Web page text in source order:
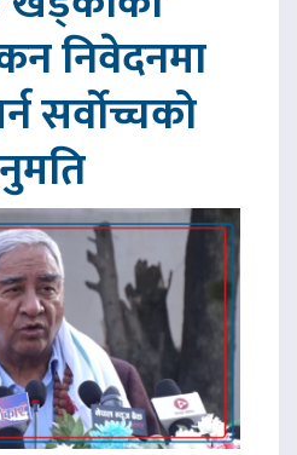
निवेदनमा
सर्वोच्चको